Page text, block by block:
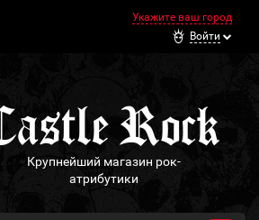
Укажите ваш город
Войти
Крупнейший магазин рок-
атрибутики